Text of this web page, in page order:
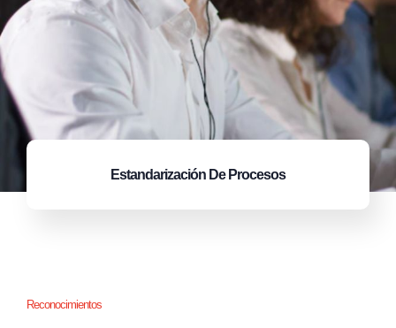
Estandarización De Procesos
Reconocimientos